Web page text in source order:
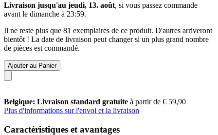
Livraison jusqu'au jeudi, 13. août, si vous passez commande
avant le dimanche à 23:59.
Il ne reste plus que 81 exemplaires de ce produit. D'autres arriveront
bientôt ! La date de livraison peut changer si un plus grand nombre
de pièces est commandé.
Ajouter au Panier
Belgique: Livraison standard gratuite à partir de € 59,90
Plus d'informations sur l'envoi et la livraison
Caractéristiques et avantages